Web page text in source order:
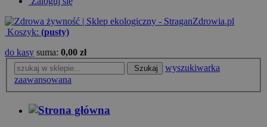
Koszyk: (pusty)
do kasy suma: 0,00 zł
Szukaj
wyszukiwarka
zaawansowana